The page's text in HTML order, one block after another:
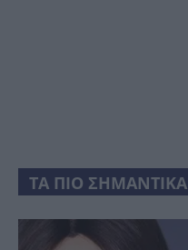
ΤΑ ΠΙΟ ΣΗΜΑΝΤΙΚΑ